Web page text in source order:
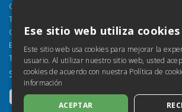
Cómo abrir los archivos
Torrossa Reader
Opciones de acceso
Email: helpdesk@torrossa.com
Tel:
+39 055 5018800
SÍGUENOS
Ese sitio web utiliza cookies
Este sitio web usa cookies para mejorar la
usuario. Al utilizar nuestro sitio web, usted
cookies de acuerdo con nuestra Política de
información
ACEPTAR